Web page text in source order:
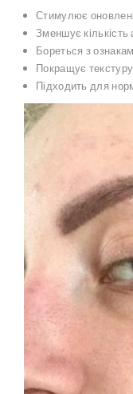
Стимулює
Зменшує
Бореться з
Покращує
Підходить для